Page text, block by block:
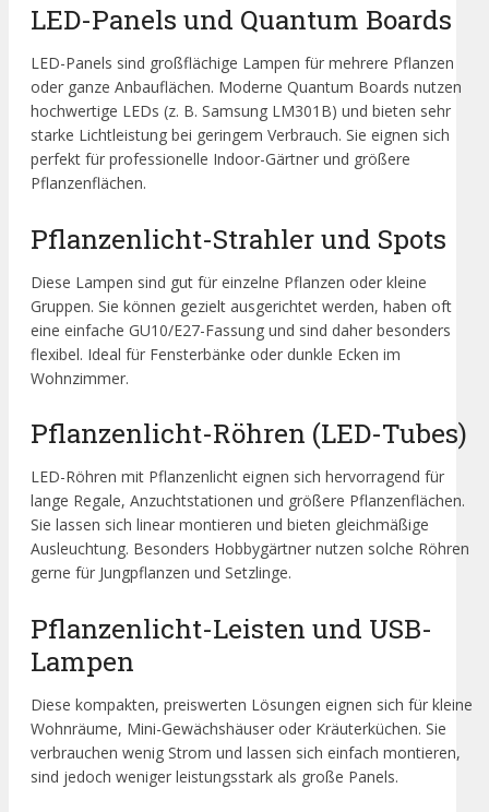
LED-Panels und Quantum Boards
LED-Panels sind großflächige Lampen für mehrere Pflanzen
oder ganze Anbauflächen. Moderne Quantum Boards nutzen
hochwertige LEDs (z. B. Samsung LM301B) und bieten sehr
starke Lichtleistung bei geringem Verbrauch. Sie eignen sich
perfekt für professionelle Indoor-Gärtner und größere
Pflanzenflächen.
Pflanzenlicht-Strahler und Spots
Diese Lampen sind gut für einzelne Pflanzen oder kleine
Gruppen. Sie können gezielt ausgerichtet werden, haben oft
eine einfache GU10/E27-Fassung und sind daher besonders
flexibel. Ideal für Fensterbänke oder dunkle Ecken im
Wohnzimmer.
Pflanzenlicht-Röhren (LED-Tubes)
LED-Röhren mit Pflanzenlicht eignen sich hervorragend für
lange Regale, Anzuchtstationen und größere Pflanzenflächen.
Sie lassen sich linear montieren und bieten gleichmäßige
Ausleuchtung. Besonders Hobbygärtner nutzen solche Röhren
gerne für Jungpflanzen und Setzlinge.
Pflanzenlicht-Leisten und USB-
Lampen
Diese kompakten, preiswerten Lösungen eignen sich für kleine
Wohnräume, Mini-Gewächshäuser oder Kräuterküchen. Sie
verbrauchen wenig Strom und lassen sich einfach montieren,
sind jedoch weniger leistungsstark als große Panels.